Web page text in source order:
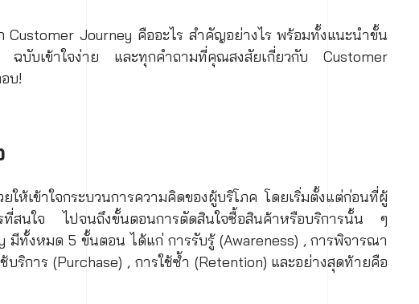
Journey คืออะไร สำคัญอย่างไร พร้อมทั้งแนะนำขั้น
บับเข้าใจง่าย และทุกคำถามที่คุณสงสัยเกี่ยวกับ Customer
บ!
เข้าใจกระบวนการความคิดของผู้บริโภค โดยเริ่มตั้งแต่ก่อนที่ผู้
ที่สนใจ ไปจนถึงขั้นตอนการตัดสินใจซื้อสินค้าหรือบริการนั้น ๆ
มีทั้งหมด 5 ขั้นตอน ได้แก่ การรับรู้ (Awareness) , การพิจารณา
บริการ (Purchase) , การใช้ซ้ำ (Retention) และอย่างสุดท้ายคือ